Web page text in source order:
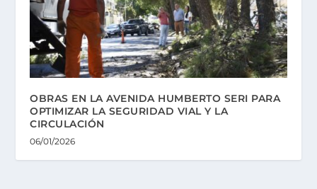
OBRAS EN LA AVENIDA HUMBERTO SERI PARA
OPTIMIZAR LA SEGURIDAD VIAL Y LA
CIRCULACIÓN
06/01/2026